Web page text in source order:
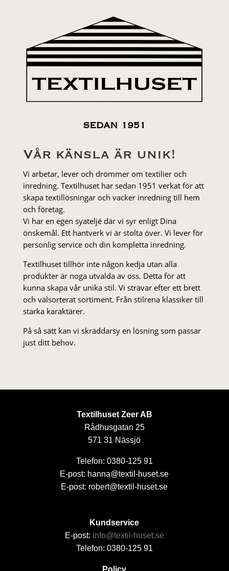
SEDAN 1951
Vår känsla är unik!
Vi arbetar, lever och drömmer om textilier och
inredning. Textilhuset har sedan 1951 verkat för att
skapa textillösningar och vacker inredning till hem
och företag.
Vi har en egen syateljé där vi syr enligt Dina
önskemål. Ett hantverk vi är stolta över. Vi lever för
personlig service och din kompletta inredning.
Textilhuset tillhör inte någon kedja utan alla
produkter är noga utvalda av oss. Detta för att
kunna skapa vår unika stil. Vi strä­var efter ett brett
och välsorterat sor­ti­ment. Från stil­rena klas­siker till
starka karaktärer.
På så sätt kan vi skräddarsy en lösning som passar
just ditt behov.
Textilhuset Zeer AB
Rådhusgatan 25
571 31 Nässjö
Telefon: 0380-125 91
E-post: hanna@textil-huset.se
E-post: robert@textil-huset.se
Kundservice
E-post: info@textil-huset.se
Telefon: 0380-125 91
Policy